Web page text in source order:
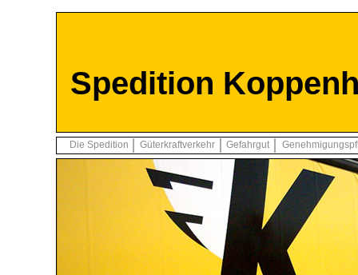
Spedition
Die Spedition Güterkraftverkehr Gefahrgut